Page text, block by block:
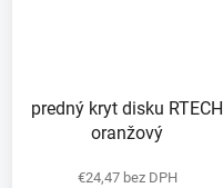
predný kryt disku RTECH
oranžový
€24,47 bez DPH